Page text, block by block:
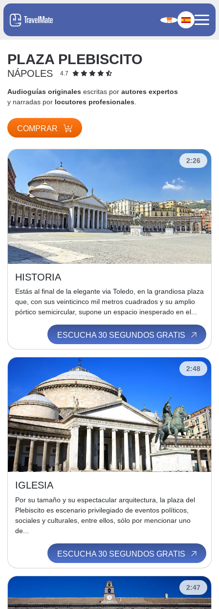
PLAZA PLEBISCITO
NÁPOLES 4.7
Audioguías originales escritas por autores expertos
y narradas por locutores profesionales
COMPRAR
2:26
HISTORIA
Estás al final de la elegante via Toledo, en la grandiosa plaza
que, con sus veinticinco mil metros cuadrados y su amplio
pórtico semicircular, supone un espacio inesperado en el...
ESCUCHA 30 SEGUNDOS GRATIS
2:48
IGLESIA
Por su tamaño y su espectacular arquitectura, la plaza del
Plebiscito es escenario privilegiado de eventos políticos,
sociales y culturales, entre ellos, sólo por mencionar uno
de...
ESCUCHA 30 SEGUNDOS GRATIS
2:47